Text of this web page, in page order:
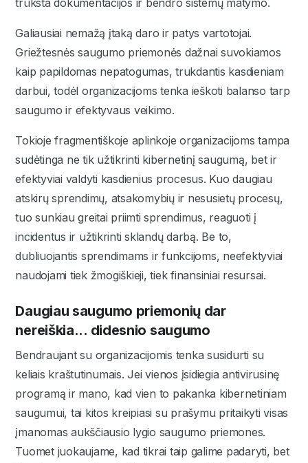
trūksta dokumentacijos ir bendro sistemų matymo.
Galiausiai nemažą įtaką daro ir patys vartotojai.
Griežtesnės saugumo priemonės dažnai suvokiamos
kaip papildomas nepatogumas, trukdantis kasdieniam
darbui, todėl organizacijoms tenka ieškoti balanso tarp
saugumo ir efektyvaus veikimo.
Tokioje fragmentiškoje aplinkoje organizacijoms tampa
sudėtinga ne tik užtikrinti kibernetinį saugumą, bet ir
efektyviai valdyti kasdienius procesus. Kuo daugiau
atskirų sprendimų, atsakomybių ir nesusietų procesų,
tuo sunkiau greitai priimti sprendimus, reaguoti į
incidentus ir užtikrinti sklandų darbą. Be to,
dubliuojantis sprendimams ir funkcijoms, neefektyviai
naudojami tiek žmogiškieji, tiek finansiniai resursai.
Daugiau saugumo priemonių dar
nereiškia... didesnio saugumo
Bendraujant su organizacijomis tenka susidurti su
keliais kraštutinumais. Jei vienos įsidiegia antivirusinę
programą ir mano, kad vien to pakanka kibernetiniam
saugumui, tai kitos kreipiasi su prašymu pritaikyti visas
įmanomas aukščiausio lygio saugumo priemones.
Tuomet juokaujame, kad tikrai taip galime padaryti, bet